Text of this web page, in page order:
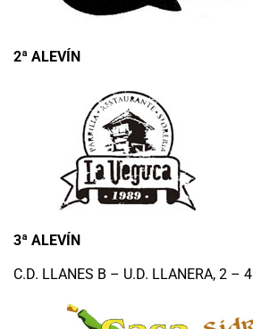
2ª ALEVÍN
3ª ALEVÍN
C.D. LLANES B – U.D. LLANERA, 2 – 4